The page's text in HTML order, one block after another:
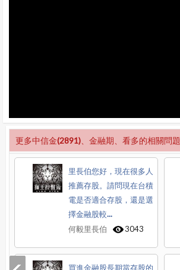
更多中信金(2891)、金融期、看多的相關問題
里長伯您好，現在很多人
推薦存股。請問現在台積
電是否適合存股，還是選
擇金融股較...
何毅里長伯
3043
買進金融股長期當存股的